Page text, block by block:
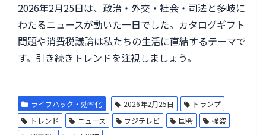
2026年2月25日は、政治・外交・社会・司法と多岐に
わたるニュースが動いた一日でした。カタログギフト
問題や消費税議論は私たちの生活に直結するテーマで
す。引き続きトレンドを注視しましょう。
ライフハック・効率化 2026年2月25日
トランプ
トレンド
ニュース フジテレビ 国会
強盗